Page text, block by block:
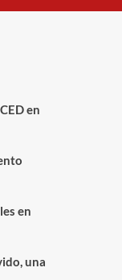
en
en
una